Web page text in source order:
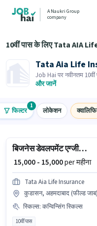
A Naukri Group
company
10वीं पास के लिए Tata AIA
Tata Aia Life
Job Hai पर नवीनतम
लिए आवेदन करें! भर्तीकर्ता
और जानें
फिल्टर
1
लोकेशन
बिजनेस डेवलपमेंट एग्जीक्यूटिव
₹ 15,000 - 15,000per महीना
Tata Aia Life Insurance
कुडासन, अहमदाबाद (फील्ड जाब)
स्किल्स: कन्विन्सिंग स्किल्स
10वीं पास